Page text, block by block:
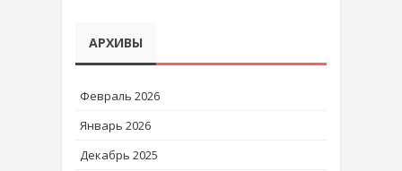
АРХИВЫ
Февраль 2026
Январь 2026
Декабрь 2025